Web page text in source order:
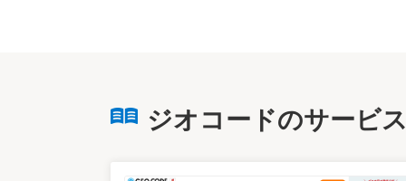
ジオコードのサービ